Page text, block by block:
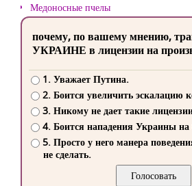
Медоносные пчелы
почему, по вашему мнению,
УКРАИНЕ в лицензии на
1. Уважает Путина.
2. Боится увеличить эскалацию
3. Никому не дает такие
4. Боится нападения Украины
5. Просто у него манера
не сделать.